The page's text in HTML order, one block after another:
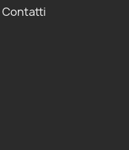
Contatti